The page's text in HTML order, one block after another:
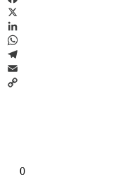
Facebook
X
LinkedIn
WhatsApp
Telegram
Email
0